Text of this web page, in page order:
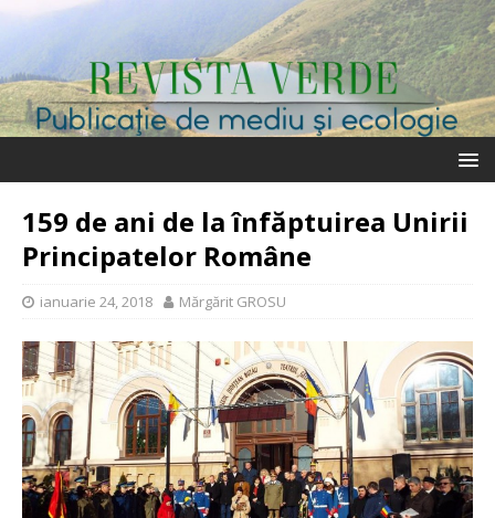
159 de ani de la înfăptuirea Unirii
Principatelor Române
ianuarie 24, 2018 Mărgărit GROSU